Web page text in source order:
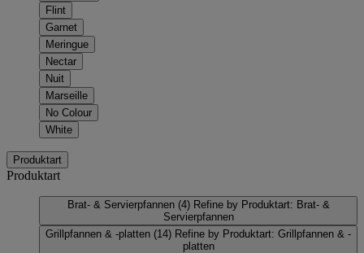
Flint
Garnet
Meringue
Nectar
Nuit
Marseille
No Colour
White
Produktart
Produktart
Brat- & Servierpfannen (4) Refine by Produktart: Brat- &
Servierpfannen
Grillpfannen & -platten (14) Refine by Produktart: Grillpfannen & -
platten